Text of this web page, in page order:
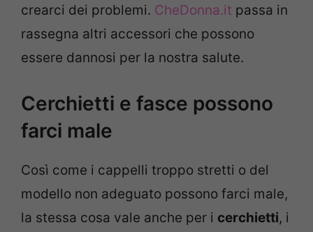
crearci dei problemi. CheDonna.it passa in
rassegna altri accessori che possono
essere dannosi per la nostra salute.
Cerchietti e fasce possono
farci male
Così come i cappelli troppo stretti o del
modello non adeguato possono farci male,
la stessa cosa vale anche per i cerchietti, i